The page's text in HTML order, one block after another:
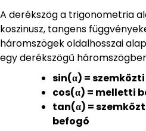
A derékszög a trigonometria
koszinusz, tangens
háromszögek oldalhosszai
egy derékszögű
sin(α) =
cos(α) = melletti
tan(α) =
befogó